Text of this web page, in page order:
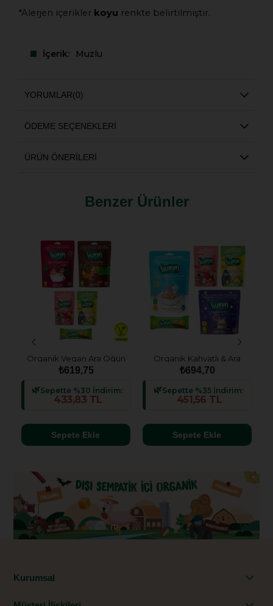
*Alerjen içerikler koyu renkte belirtilmiştir.
İçerik Muzlu
YORUMLAR(0)
ÖDEME SEÇENEKLERI
ÜRÜN ÖNERILERI
Benzer Ürünler
Organik Vegan Ara Öğün
Atıştırmalık Paketi- 5 adet
₺619,75
Sepette %30 İndirim:
433,83 TL
Sepete Ekle
Organik Kahvatlı & Ara
Öğün Atıştırmalık Paketi -
₺694,70
Sepette %35 İndirim:
451,56 TL
Sepete Ekle
Kurumsal